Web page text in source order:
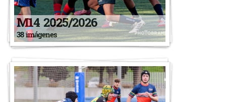
M14 2025/2026
38 imágenes